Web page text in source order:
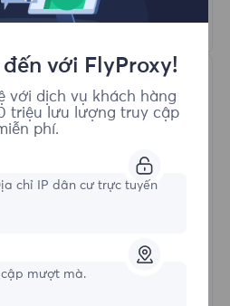
thêm
Không giới hạn
bắt đầu
với FlyProxy!
với dịch vụ khách hàng
triệu lưu lượng truy cập
phí.
chỉ IP dân cư trực tuyến
cập mượt mà.